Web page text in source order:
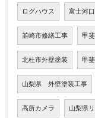
ログハウス 富士河
韮崎市修繕工事 甲
北杜市外壁塗装 甲
山梨県 外壁塗装工事
高所カメラ 山梨県